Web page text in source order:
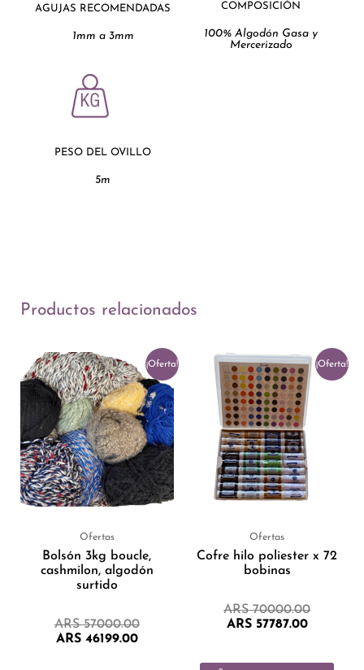
AGUJAS RECOMENDADAS
1mm a 3mm
COMPOSICIÓN
100% Algodón Gasa y
Mercerizado
PESO DEL OVILLO
5m
Productos relacionados
¡Oferta!
Ofertas
Bolsón 3kg boucle,
cashmilon, algodón
surtido
ARS57000.00
El
precio
original
era:
ARS 57000.00.
ARS46199.00
El
precio
actual
es:
ARS 46199.00.
¡Oferta!
Ofertas
Cofre hilo poliester x 72
bobinas
ARS70000.00
El
precio
ARS57787.00
El
precio
actual
es:
ARS